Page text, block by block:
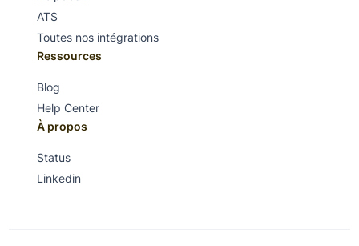
ATS
Toutes nos intégrations
Ressources
Blog
Help Center
À propos
Status
Linkedin